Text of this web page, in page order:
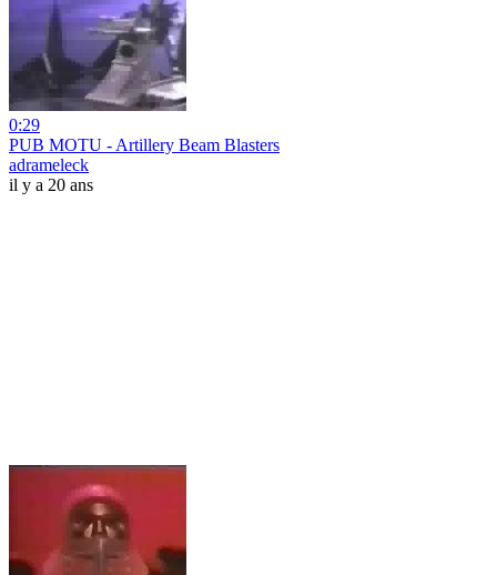
0:29
PUB MOTU - Artillery Beam Blasters
adrameleck
il y a 20 ans